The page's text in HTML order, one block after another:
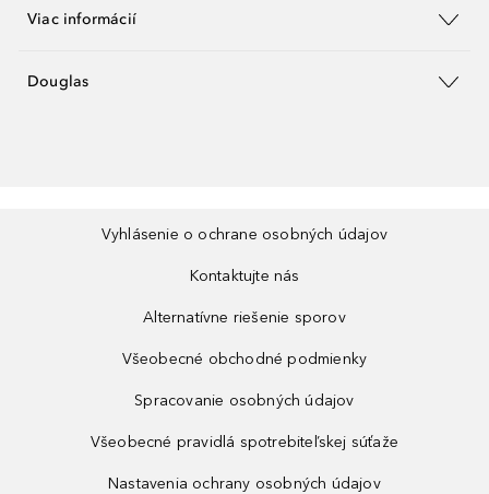
Viac informácií
Douglas
Vyhlásenie o ochrane osobných údajov
Kontaktujte nás
Alternatívne riešenie sporov
Všeobecné obchodné podmienky
Spracovanie osobných údajov
Všeobecné pravidlá spotrebiteľskej súťaže
Nastavenia ochrany osobných údajov